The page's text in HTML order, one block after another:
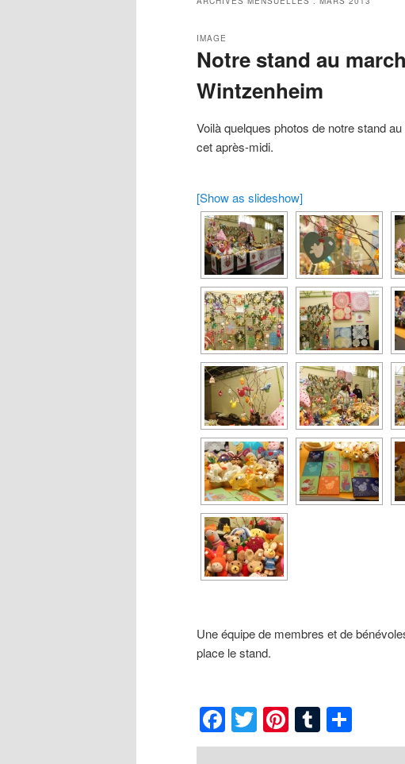
principal
secondaire
Notre stand au
Wintzenheim
IMAGE
Voilà quelques photos de notre stand
cet après-midi.
[Show as slideshow]
Une équipe de membres et de
place le stand.
Facebook
Twitter
Pinterest
Tumblr